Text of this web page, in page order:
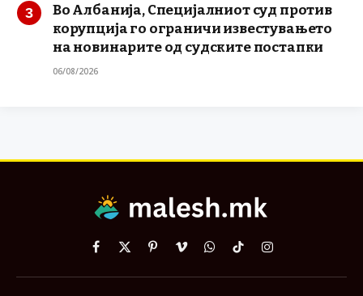
Во Албанија, Специјалниот суд против
корупција го ограничи известувањето
на новинарите од судските постапки
06/08/2026
Facebook
X
PinterestVimeoWhatsApp
TikTokInstagram